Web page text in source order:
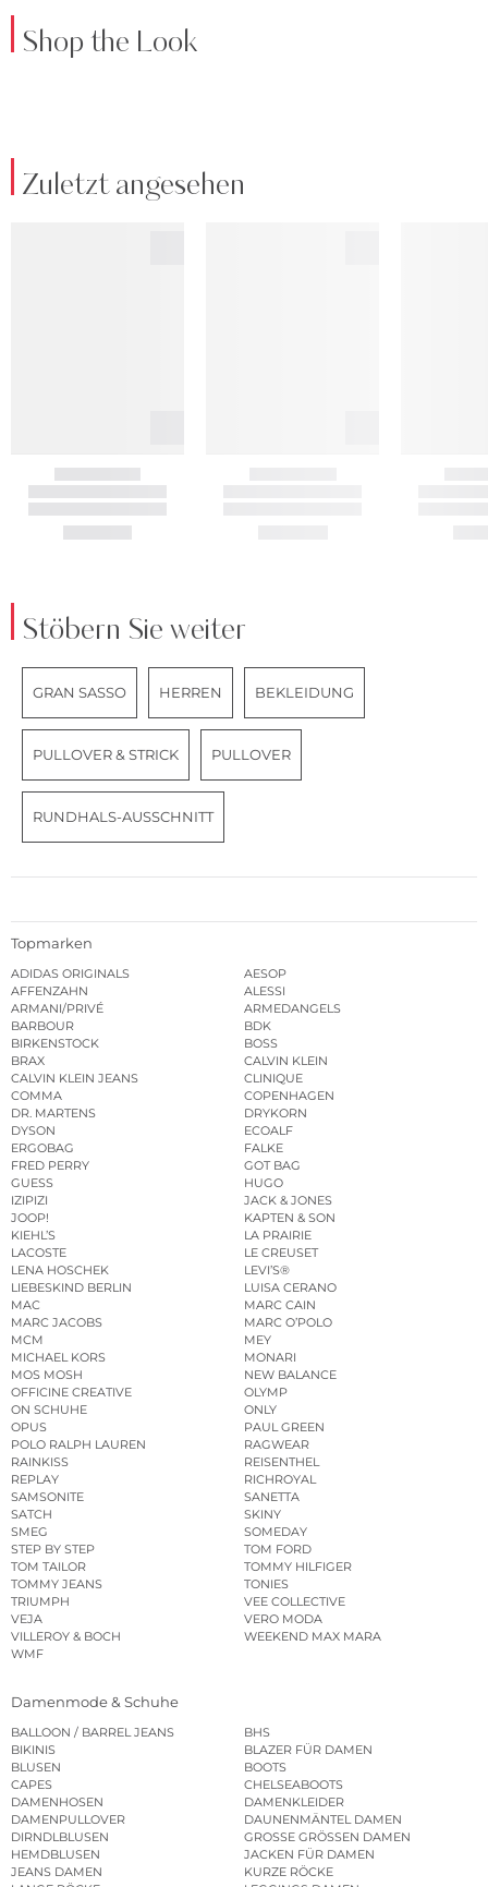
Shop the Look
Zuletzt angesehen
Stöbern Sie weiter
GRAN SASSO HERREN BEKLEIDUNG
PULLOVER & STRICK PULLOVER
RUNDHALS-AUSSCHNITT
Topmarken
ADIDAS ORIGINALS
AESOP
AFFENZAHN
ALESSI
ARMANI/PRIVÉ
ARMEDANGELS
BARBOUR
BDK
BIRKENSTOCK
BOSS
BRAX
CALVIN KLEIN
CALVIN KLEIN JEANS
CLINIQUE
COMMA
COPENHAGEN
DR. MARTENS
DRYKORN
DYSON
ECOALF
ERGOBAG
FALKE
FRED PERRY
GOT BAG
GUESS
HUGO
IZIPIZI
JACK & JONES
JOOP!
KAPTEN & SON
KIEHL’S
LA PRAIRIE
LACOSTE
LE CREUSET
LENA HOSCHEK
LEVI’S®
LIEBESKIND BERLIN
LUISA CERANO
MAC
MARC CAIN
MARC JACOBS
MARC O’POLO
MCM
MEY
MICHAEL KORS
MONARI
MOS MOSH
NEW BALANCE
OFFICINE CREATIVE
OLYMP
ON SCHUHE
ONLY
OPUS
PAUL GREEN
POLO RALPH LAUREN
RAGWEAR
RAINKISS
REISENTHEL
REPLAY
RICHROYAL
SAMSONITE
SANETTA
SATCH
SKINY
SMEG
SOMEDAY
STEP BY STEP
TOM FORD
TOM TAILOR
TOMMY HILFIGER
TOMMY JEANS
TONIES
TRIUMPH
VEE COLLECTIVE
VEJA
VERO MODA
VILLEROY & BOCH
WEEKEND MAX MARA
WMF
Damenmode & Schuhe
BALLOON / BARREL JEANS
BHS
BIKINIS
BLAZER FÜR DAMEN
BLUSEN
BOOTS
CAPES
CHELSEABOOTS
DAMENHOSEN
DAMENKLEIDER
DAMENPULLOVER
DAUNENMÄNTEL DAMEN
DIRNDLBLUSEN
GROSSE GRÖSSEN DAMEN
HEMDBLUSEN
JACKEN FÜR DAMEN
JEANS DAMEN
KURZE RÖCKE